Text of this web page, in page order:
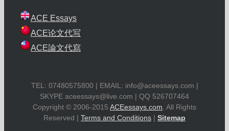
ACE Essays
ACE论文代写
ACE論文代寫
TEL: 07480575800 | EMAIL: info@aceessays.com |
SKYPE aceessays@live.com | QQ 526707464
Copyright © 2006-2015 ACEessays.com . All Rights
Reserved | Terms and Conditions | Sitemap